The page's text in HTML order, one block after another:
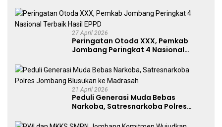
Wawancara Jurnalistik
27 April 2026
Peringatan Otoda XXX, Pemkab
Jombang Peringkat 4 Nasional
21 April 2026
Peduli Generasi Muda Bebas
Narkoba, Satresnarkoba Polres